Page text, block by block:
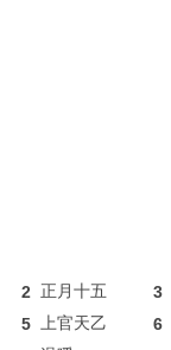
2 正月十五 3
5 上官天乙 6